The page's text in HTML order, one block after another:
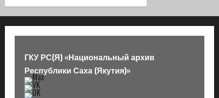
з
а
п
и
ГКУ РС(Я) «Национальный архив
Республики Саха (Якутия)»